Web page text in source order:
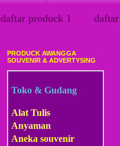
daftar produck 1
PRODUCK AWANGGA
SOUVENIR & ADVERTYSING
Toko & Gudang
Alat Tulis
Anyaman
Aneka souvenir